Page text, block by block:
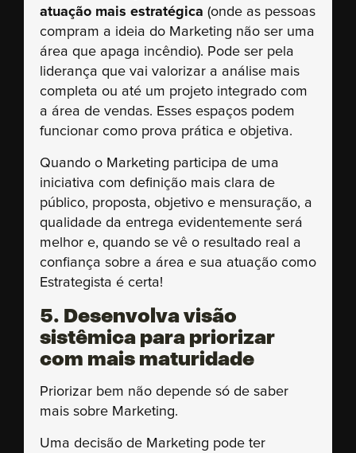
atuação mais estratégica (onde as pessoas
compram a ideia do Marketing não ser uma
área que apaga incêndio). Pode ser pela
liderança que vai valorizar a análise mais
completa ou até um projeto integrado com
a área de vendas. Esses espaços podem
funcionar como prova prática e objetiva.
Quando o Marketing participa de uma
iniciativa com definição mais clara de
público, proposta, objetivo e mensuração, a
qualidade da entrega evidentemente será
melhor e, quando se vê o resultado real a
confiança sobre a área e sua atuação como
Estrategista é certa!
5. Desenvolva visão
sistêmica para priorizar
com mais maturidade
Priorizar bem não depende só de saber
mais sobre Marketing.
Uma decisão de Marketing pode ter